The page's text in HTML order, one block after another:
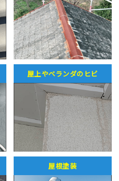
屋上やベランダのヒビ
屋根塗装